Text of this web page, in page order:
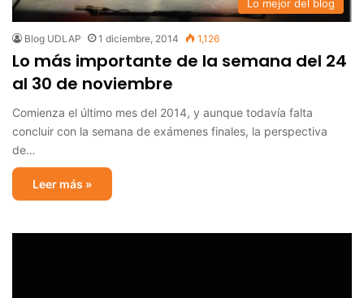
Lo mejor del blog
Blog UDLAP 1 diciembre, 2014 1,126
Lo más importante de la semana del 24
al 30 de noviembre
Comienza el último mes del 2014, y aunque todavía falta
concluir con la semana de exámenes finales, la perspectiva
de…
Leer más »